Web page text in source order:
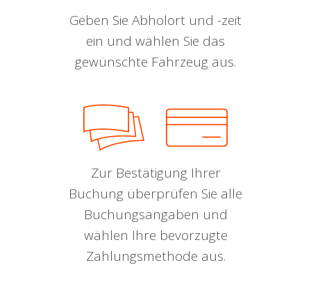
Geben Sie Abholort und -zeit
ein und wählen Sie das
gewünschte Fahrzeug aus.
Zur Bestätigung Ihrer
Buchung überprüfen Sie alle
Buchungsangaben und
wählen Ihre bevorzugte
Zahlungsmethode aus.